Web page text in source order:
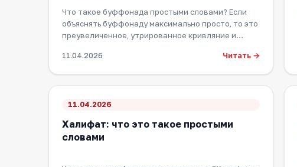
Что такое буффонада простыми словами? Если
объяснять буффонаду максимально просто, то это
преувеличенное, утрированное кривляние и
11.04.2026 Читать →
11.04.2026
Халифат: что это такое простыми
словами